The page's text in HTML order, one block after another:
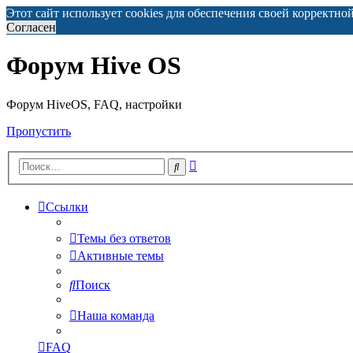
Этот сайт использует cookies для обеспечения своей
Согласен
Форум Hive OS
Форум HiveOS, FAQ, настройки
Пропустить
Поиск
Ссылки
Темы без ответов
Активные темы
Поиск
Наша команда
FAQ